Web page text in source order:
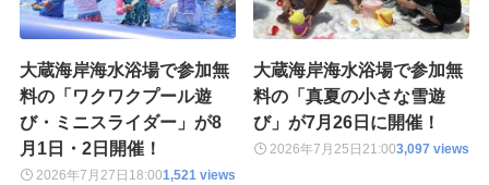
大蔵海岸海水浴場で参加無
料の「ワクワクプール遊
び・ミニスライダー」が8
月1日・2日開催！
2026年7月27日 18:001,521 views
大蔵海岸海水浴場で参加無
料の「真夏の小さな雪遊
び」が7月26日に開催！
2026年7月25日21:003,097 views